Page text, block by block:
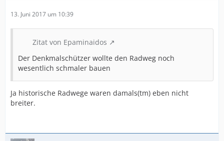
13. Juni 2017 um 10:39
Zitat von Epaminaidos
Der Denkmalschützer wollte den Radweg noch
wesentlich schmaler bauen
Ja historische Radwege waren damals(tm) eben nicht
breiter.